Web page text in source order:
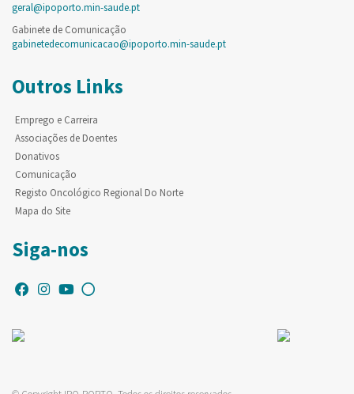
geral@ipoporto.min-saude.pt
Gabinete de Comunicação
gabinetedecomunicacao@ipoporto.min-saude.pt
Outros Links
Emprego e Carreira
Associações de Doentes
Donativos
Comunicação
Registo Oncológico Regional Do Norte
Mapa do Site
Siga-nos